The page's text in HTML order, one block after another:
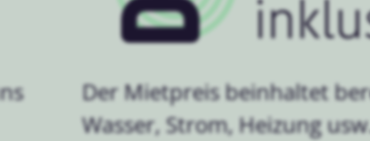
Der Mietpreis beinhaltet
Wasser, Strom, Heizung